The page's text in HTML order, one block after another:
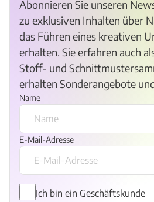
Abonnieren Sie unseren
zu exklusiven Inhalten über
das Führen eines kreativen
erhalten. Sie erfahren auch
Stoff- und
erhalten Sonderangebote
Name
E-Mail-Adresse
Ich bin ein Geschäftskunde